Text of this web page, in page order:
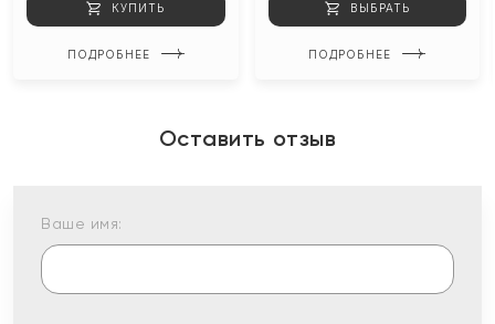
КУПИТЬ
ПОДРОБНЕЕ
ВЫБРАТЬ
ПОДРОБНЕЕ
Оставить отзыв
Ваше имя: